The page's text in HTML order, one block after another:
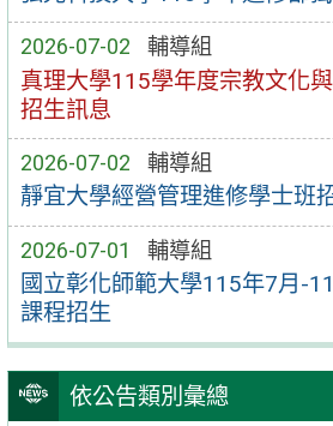
2026-07-02 輔導組
真理大學115學年度宗教文化
招生訊息
2026-07-02 輔導組
靜宜大學經營管理進修學士班
2026-07-01 輔導組
國立彰化師範大學115年7月-
課程招生
依公告類別彙總